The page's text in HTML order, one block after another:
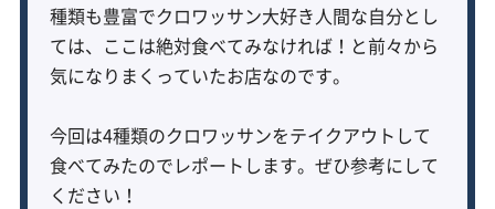
種類も豊富でクロワッサン大好き人間な自分とし
ては、ここは絶対食べてみなければ！と前々から
気になりまくっていたお店なのです。
今回は4種類のクロワッサンをテイクアウトして
食べてみたのでレポートします。ぜひ参考にして
ください！